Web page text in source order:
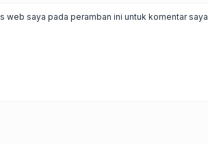
web saya pada peramban ini untuk komentar